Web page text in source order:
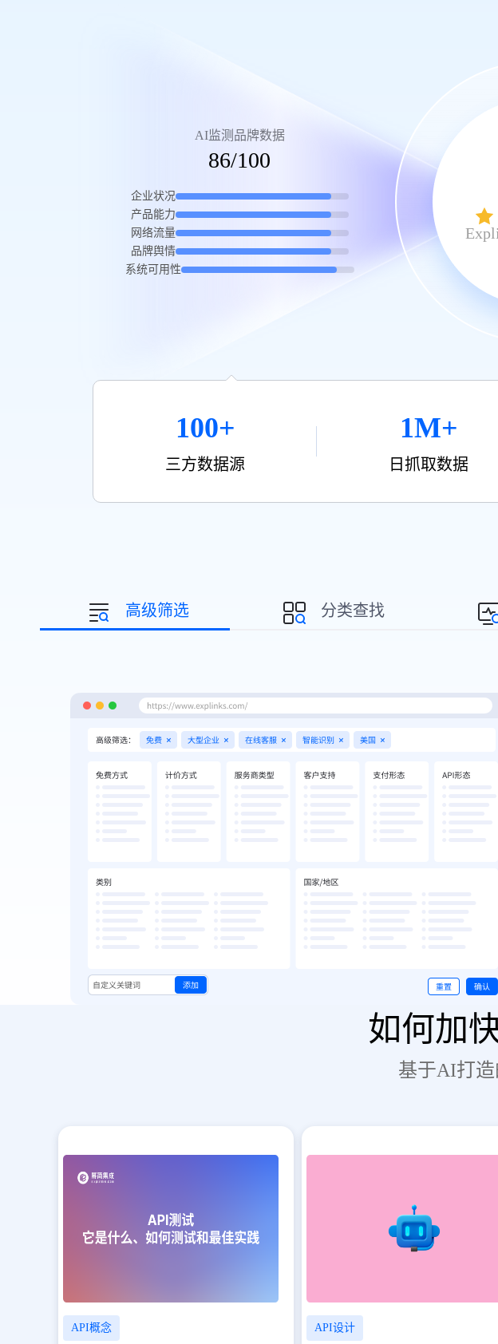
AI监测品牌数据
86/100
企业状况
产品能力
网络流量
品牌舆情
系统可用性
100+
三方数据源
1M+
日抓取数据
高级筛选 分类查找
如何加
基于AI打
API概念 API设计